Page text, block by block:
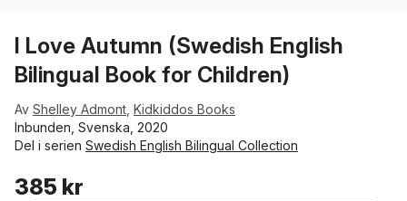
I Love Autumn (Swedish English
Bilingual Book for Children)
Av Shelley Admont Kidkiddos Books
Inbunden, Svenska, 2020
Del i serien Swedish English Bilingual Collection
385 kr